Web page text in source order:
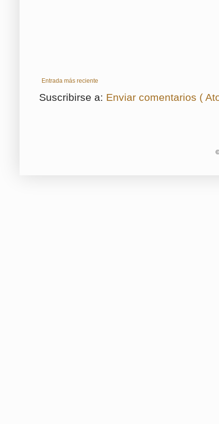
Entrada más reciente
Suscribirse a: Enviar comentarios (